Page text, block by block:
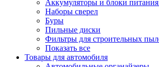
Аккумуляторы и блоки
Наборы сверел
Буры
Пильные диски
Фильтры для строительных
Показать все
Товары для автомобиля